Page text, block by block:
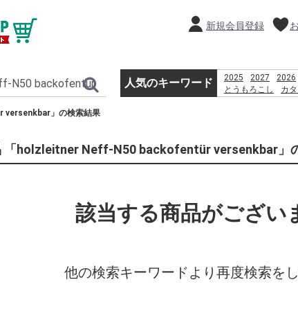
新規会員登録
人気のキーワード 2025 2027 2026
とうもろこし
カ
」の検索結果
「holzleitner Neff-N50 backofentür versenkbar」
該当する商品がござい
他の検索キーワードより再度検索をし